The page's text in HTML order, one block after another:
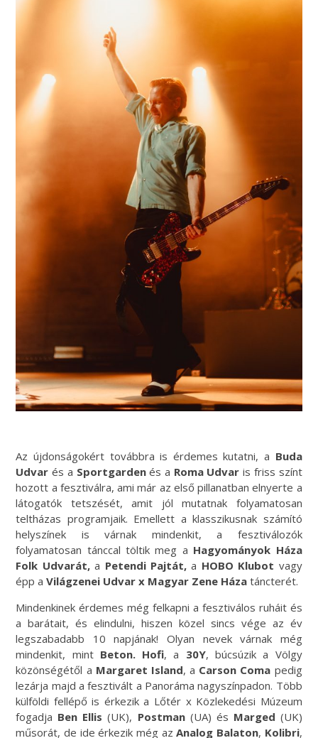
Az újdonságokért továbbra is érdemes kutatni, a Buda
Udvar és a Sportgardenés a Roma Udvar is friss színt
hozott a fesztiválra, ami már az első pillanatban elnyerte a
látogatók tetszését, amit jól mutatnak folyamatosan
teltházas programjaik. Emellett a klasszikusnak számító
helyszínek is várnak mindenkit, a fesztiválozók
folyamatosan tánccal töltik meg a Hagyományok Háza
Folk Udvarát,a Petendi Pajtát,a HOBO Klubot vagy
épp aVilágzenei Udvar x Magyar Zene Háza táncterét.
Mindenkinek érdemes még felkapni a fesztiválos ruháit és
a barátait, és elindulni, hiszen közel sincs vége az év
legszabadabb 10 napjának! Olyan nevek várnak még
mindenkit, mint Beton. Hofi, a 30Y, búcsúzik a Völgy
közönségétől a Margaret Island, a Carson Coma pedig
lezárja majd a fesztivált a Panoráma nagyszínpadon. Több
külföldi fellépő is érkezik a Lőtér x Közlekedési Múzeum
fogadja Ben Ellis(UK), Postman(UA) és Marged (UK)
műsorát, de ide érkezik még azAnalog Balaton, Kolibri,